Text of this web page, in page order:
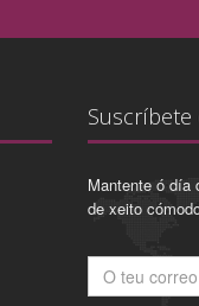
Mantente ó día
de xeito